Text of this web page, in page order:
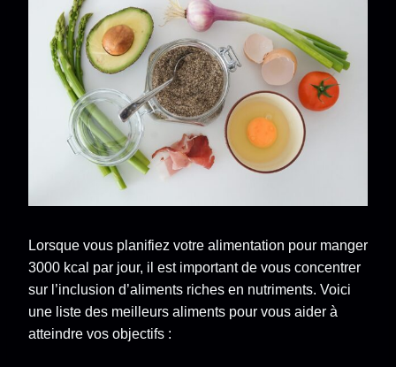
Lorsque vous planifiez votre alimentation pour manger
3000 kcal par jour, il est important de vous concentrer
sur l’inclusion d’aliments riches en nutriments. Voici
une liste des meilleurs aliments pour vous aider à
atteindre vos objectifs :